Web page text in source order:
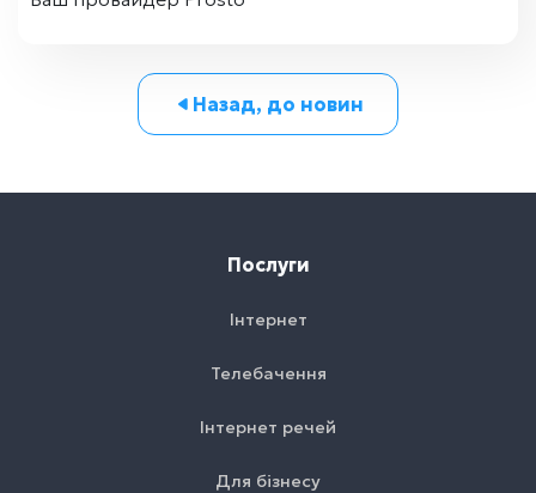
Назад, до новин
Послуги
Інтернет
Телебачення
Інтернет речей
Для бізнесу